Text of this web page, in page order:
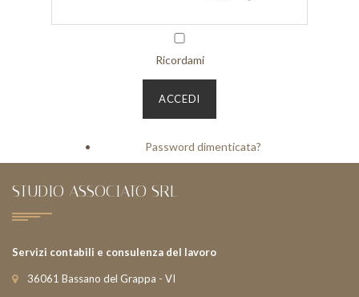
Ricordami
Password dimenticata?
STUDIO ASSOCIATO SRL
Servizi contabili e consulenza del lavoro
36061 Bassano del Grappa - VI